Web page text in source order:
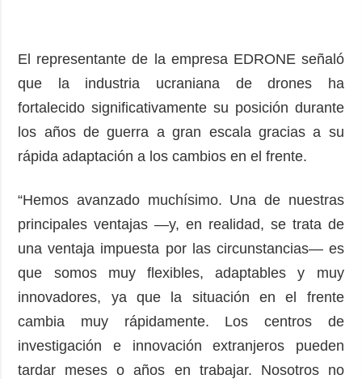
El representante de la empresa EDRONE señaló
que la industria ucraniana de drones ha
fortalecido significativamente su posición durante
los años de guerra a gran escala gracias a su
rápida adaptación a los cambios en el frente.
“Hemos avanzado muchísimo. Una de nuestras
principales ventajas —y, en realidad, se trata de
una ventaja impuesta por las circunstancias— es
que somos muy flexibles, adaptables y muy
innovadores, ya que la situación en el frente
cambia muy rápidamente. Los centros de
investigación e innovación extranjeros pueden
tardar meses o años en trabajar. Nosotros no